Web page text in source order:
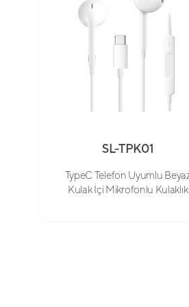
SL-TPK01
TypeC Telefon Uyumlu
Kulak İçi Mikrofonlu Kulaklık